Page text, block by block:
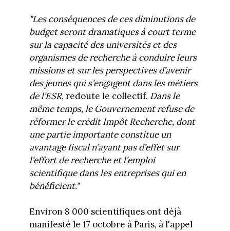
"Les conséquences de ces diminutions de
budget seront dramatiques à court terme
sur la capacité des universités et des
organismes de recherche à conduire leurs
missions et sur les perspectives d’avenir
des jeunes qui s’engagent dans les métiers
de l’ESR, redoute le collectif. Dans le
même temps, le Gouvernement refuse de
réformer le crédit Impôt Recherche, dont
une partie importante constitue un
avantage fiscal n’ayant pas d’effet sur
l’effort de recherche et l’emploi
scientifique dans les entreprises qui en
bénéficient."
Environ 8 000 scientifiques ont déjà
manifesté le 17 octobre à Paris, à l'appel